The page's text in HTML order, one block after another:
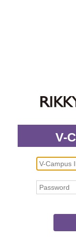
V-